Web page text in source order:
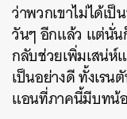
ว่าพวกเขาไม่ได้เ
วันๆ อีกแล้ว แต่นั่
กลับช่วยเพิ่มเสน่ห์
เป็นอย่างดี ทั้งเร
แอนที่ภาคนี้มีบทน้